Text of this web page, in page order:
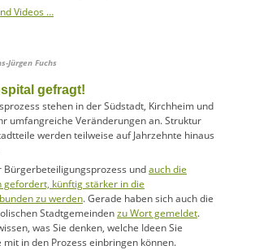
Videos …
Jürgen Fuchs
gefragt!
stehen in der Südstadt, Kirchheim und
umfangreiche Veränderungen an. Struktur
werden teilweise auf Jahrzehnte hinaus
undauch die
gefordert, künftig stärker in die
zu werden. Gerade haben sich auch die
Stadtgemeindenzu Wort gemeldet.
was Sie denken, welche Ideen Sie
in den Prozess einbringen können.